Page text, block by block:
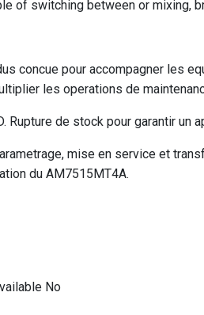
of switching between or mixing,
concue pour accompagner les
les operations de
de stock pour garantir un
mise en service et
du AM7515MT4A.
No